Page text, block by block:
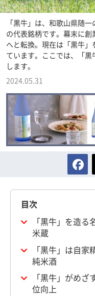
「黒牛」は、和歌山県随
の代表銘柄です。幕末に
へと転換。現在は「黒牛」
ています。ここでは、「
します。
2024.05.31
目次
「黒牛」を造る
米蔵
「黒牛」は自家
純米酒
「黒牛」がめざ
位向上